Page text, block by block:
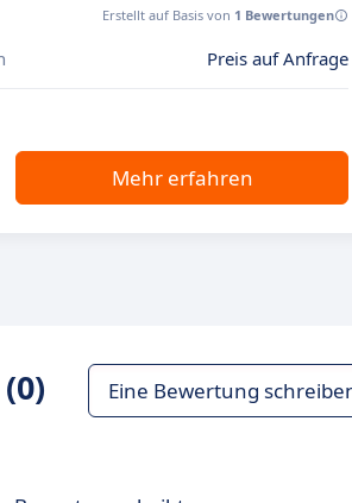
Erstellt auf Basis von 1 Bewertungen
Preis auf Anfrage
Mehr erfahren
Eine Bewertung